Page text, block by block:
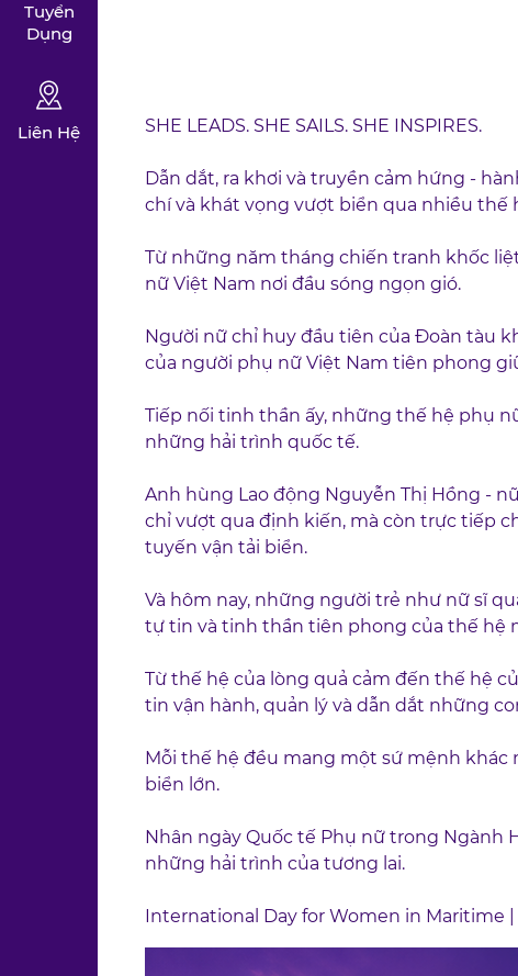
Tuyển
Dụng
Liên Hệ SHE LEADS. SHE SAILS. SHE INSPIRES.
Dẫn dắt, ra khơi và truyền cảm hứng -
chí và khát vọng vượt biển qua nhiều thế
Từ những năm tháng chiến tranh khốc
nữ Việt Nam nơi đầu sóng ngọn gió.
Người nữ chỉ huy đầu tiên của Đoàn tàu
của người phụ nữ Việt Nam tiên phong
Tiếp nối tinh thần ấy, những thế hệ phụ
những hải trình quốc tế.
Anh hùng Lao động Nguyễn Thị Hồng -
chỉ vượt qua định kiến, mà còn trực tiếp
tuyến vận tải biển.
Và hôm nay, những người trẻ như nữ sĩ
tự tin và tinh thần tiên phong của thế hệ
Từ thế hệ của lòng quả cảm đến thế hệ
tin vận hành, quản lý và dẫn dắt những
Mỗi thế hệ đều mang một sứ mệnh
biển lớn.
Nhân ngày Quốc tế Phụ nữ trong Ngành
những hải trình của tương lai.
International Day for Women in Maritime |